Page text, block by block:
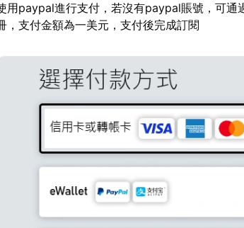
用paypal進行支付，若沒有paypal賬號，可通
，支付金額為一美元，支付後完成訂閱